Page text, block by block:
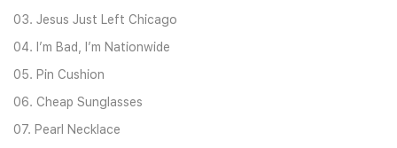
03. Jesus Just Left Chicago
04. I’m Bad, I’m Nationwide
05. Pin Cushion
06. Cheap Sunglasses
07. Pearl Necklace